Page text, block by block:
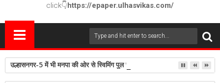
click👇https://epaper.ulhasvikas.com/
उल्हासनगर-5 में भी मनपा की ओर से स्विमिंग पुल सुविधा हो- शेरी लुंड